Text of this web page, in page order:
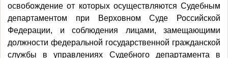
освобождение от которых осуществляются Судебным
департаментом при Верховном Суде Российской
Федерации, и соблюдения лицами, замещающими
должности федеральной государственной гражданской
службы в управлениях Судебного департамента в